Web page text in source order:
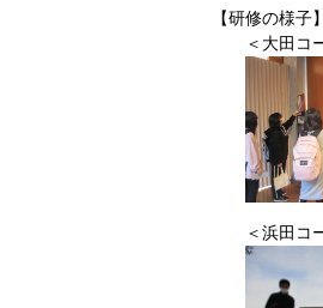
【研修の様子】
＜大田コ
＜浜田コ